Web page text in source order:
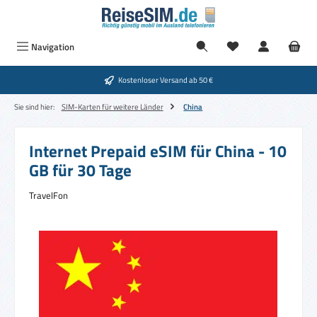
Zum Hauptinhalt springen
Navigation
Kostenloser Versand ab 50 €
Sie sind hier: SIM-Karten für weitere Länder China
Internet Prepaid eSIM für China - 10
GB für 30 Tage
TravelFon
Bildergalerie überspringen